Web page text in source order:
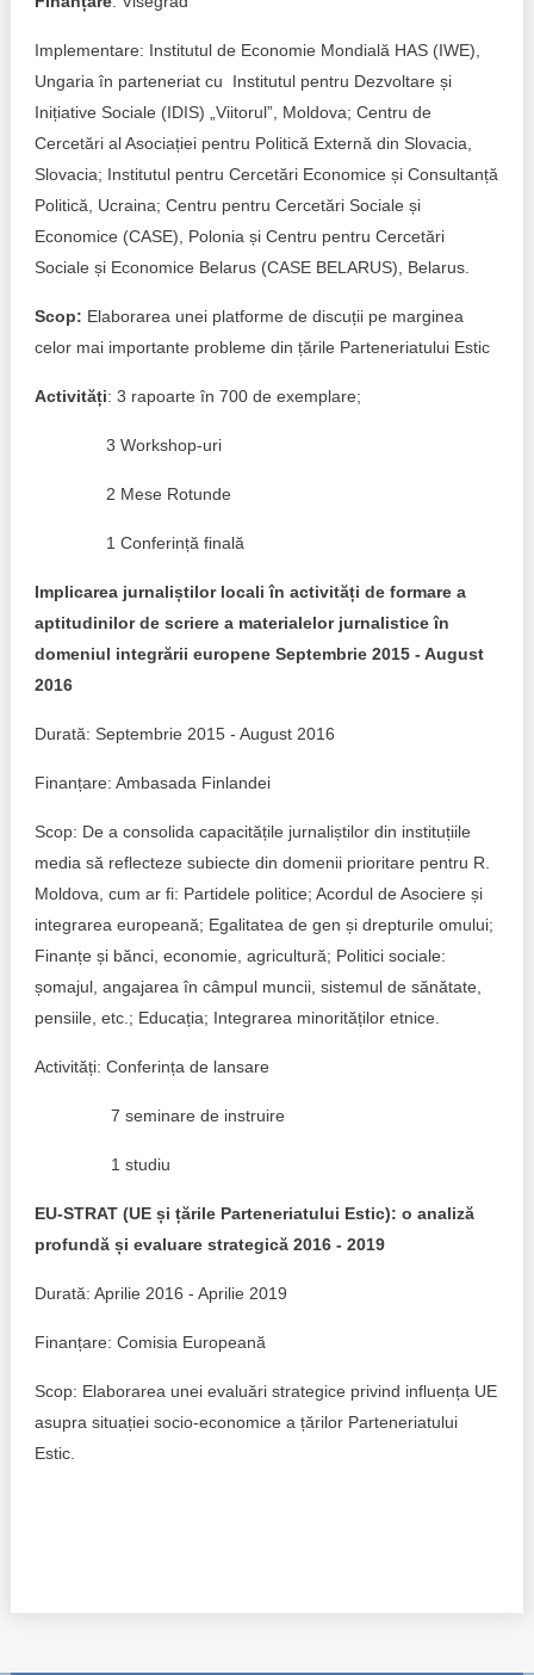
Implementare: Institutul de Economie Mondială HAS (IWE),
Ungaria în parteneriat cu Institutul pentru Dezvoltare și
Inițiative Sociale (IDIS) „Viitorul”, Moldova; Centru de
Cercetări al Asociației pentru Politică Externă din Slovacia,
Slovacia; Institutul pentru Cercetări Economice și Consultanță
Politică, Ucraina; Centru pentru Cercetări Sociale și
Economice (CASE), Polonia și Centru pentru Cercetări
Sociale și Economice Belarus (CASE BELARUS), Belarus.
Scop: Elaborarea unei platforme de discuții pe marginea
celor mai importante probleme din țările Parteneriatului Estic
Activități: 3 rapoarte în 700 de exemplare;
3 Workshop-uri
2 Mese Rotunde
1 Conferință finală
Implicarea jurnaliștilor locali în activități de formare a
aptitudinilor de scriere a materialelor jurnalistice în
domeniul integrării europene Septembrie 2015 - August
2016
Durată: Septembrie 2015 - August 2016
Finanțare: Ambasada Finlandei
Scop: De a consolida capacitățile jurnaliștilor din instituțiile
media să reflecteze subiecte din domenii prioritare pentru R.
Moldova, cum ar fi: Partidele politice; Acordul de Asociere și
integrarea europeană; Egalitatea de gen și drepturile omului;
Finanțe și bănci, economie, agricultură; Politici sociale:
șomajul, angajarea în câmpul muncii, sistemul de sănătate,
pensiile, etc.; Educația; Integrarea minorităților etnice.
Activități: Conferința de lansare
7 seminare de instruire
1 studiu
EU-STRAT (UE și țările Parteneriatului Estic): o analiză
profundă și evaluare strategică 2016 - 2019
Durată: Aprilie 2016 - Aprilie 2019
Finanțare: Comisia Europeană
Scop: Elaborarea unei evaluări strategice privind influența UE
asupra situației socio-economice a țărilor Parteneriatului
Estic.